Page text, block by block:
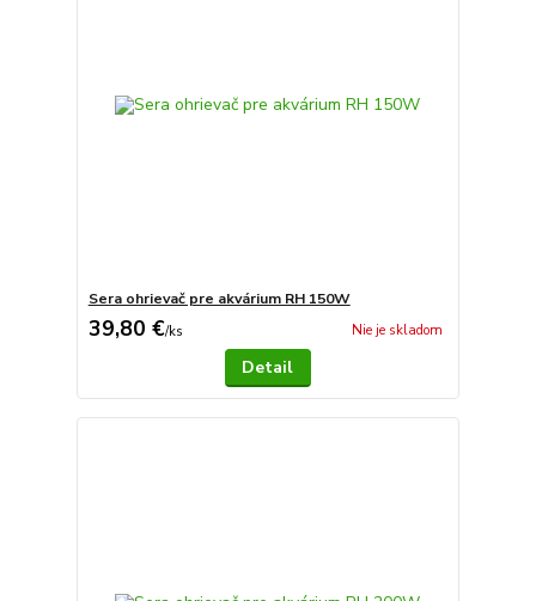
Sera ohrievač pre akvárium RH 150W
39,80 €/ks Nie je skladom
Detail